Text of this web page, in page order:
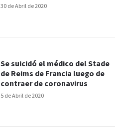
30 de Abril de 2020
5 de Abril de 2020
Se suicidó el médico del Stade
de Reims de Francia luego de
contraer de coronavirus